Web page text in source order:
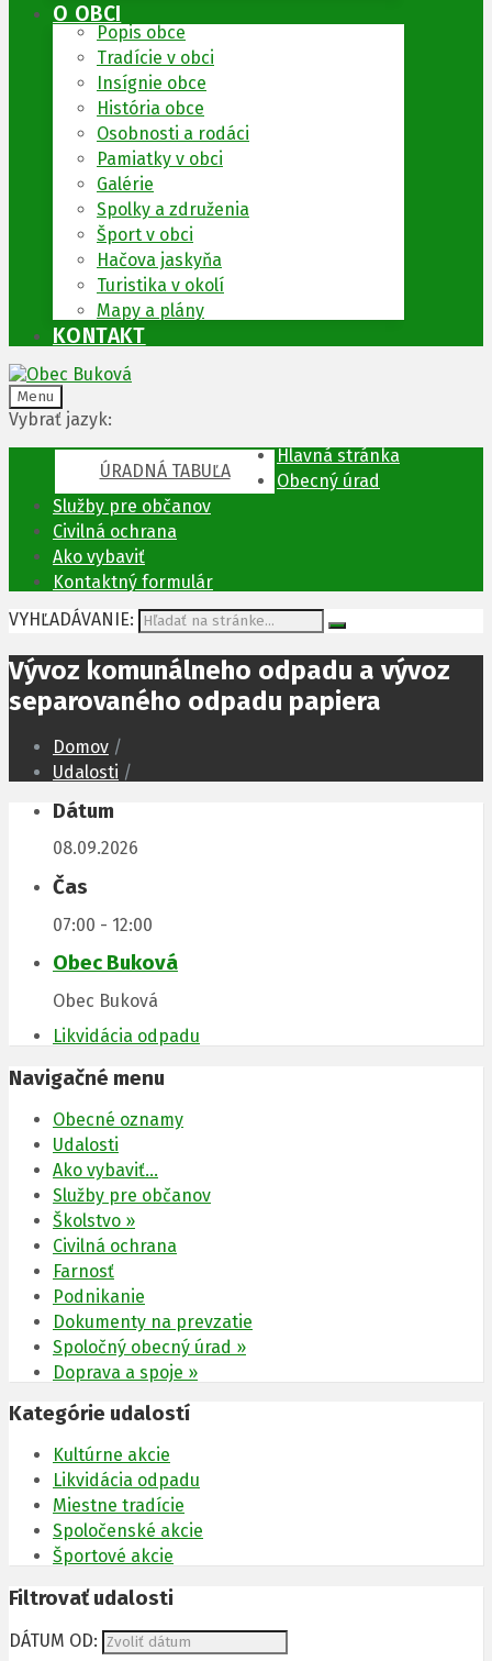
O OBCI
Popis obce
Tradície v obci
Insígnie obce
História obce
Osobnosti a rodáci
Pamiatky v obci
Galérie
Spolky a združenia
Šport v obci
Hačova jaskyňa
Turistika v okolí
Mapy a plány
KONTAKT
Menu
Vybrať jazyk:
ÚRADNÁ TABUĽA
Hlavná stránka
Obecný úrad
Služby pre občanov
Civilná ochrana
Ako vybaviť
Kontaktný formulár
VYHĽADÁVANIE:
Vývoz komunálneho odpadu a vývoz
separovaného odpadu papiera
Domov /
Udalosti /
Dátum
08.09.2026
Čas
07:00 - 12:00
Obec Buková
Obec Buková
Likvidácia odpadu
Navigačné menu
Obecné oznamy
Udalosti
Ako vybaviť…
Služby pre občanov
Školstvo »
Civilná ochrana
Farnosť
Podnikanie
Dokumenty na prevzatie
Spoločný obecný úrad »
Doprava a spoje »
Kategórie udalostí
Kultúrne akcie
Likvidácia odpadu
Miestne tradície
Spoločenské akcie
Športové akcie
Filtrovať udalosti
DÁTUM OD: